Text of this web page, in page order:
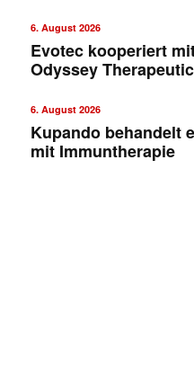
6. August 2026
Evotec kooperiert
Odyssey
6. August 2026
Kupando behandelt
mit Immuntherapie